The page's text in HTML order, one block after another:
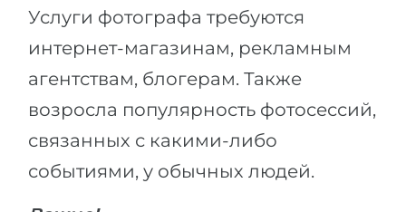
Услуги фотографа требуются
интернет-магазинам, рекламным
агентствам, блогерам. Также
возросла популярность фотосессий,
связанных с какими-либо
событиями, у обычных людей.